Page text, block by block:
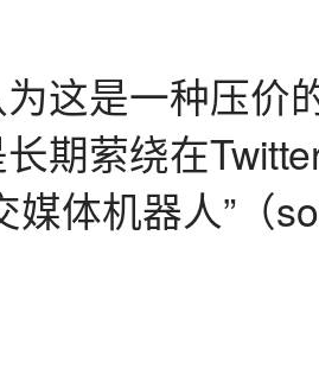
这是一种压价
期萦绕在
媒体机器人”（